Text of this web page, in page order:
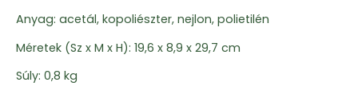
Anyag: acetál, kopoliészter, nejlon, polietilén
Méretek (Sz x M x H): 19,6 x 8,9 x 29,7 cm
Súly: 0,8 kg